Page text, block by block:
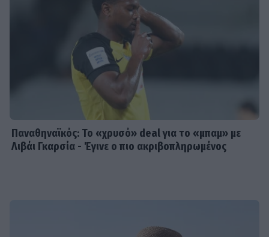
Παναθηναϊκός: Το «χρυσό» deal για το «μπαμ» με
Λιβάι Γκαρσία - Έγινε ο πιο ακριβοπληρωμένος